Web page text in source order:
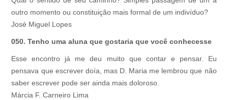
outro momento ou constituição mais formal de um indivíduo?
José Miguel Lopes
050. Tenho uma aluna que gostaria que você conhecesse
Esse encontro já me deu muito que contar e pensar. Eu
pensava que escrever doía, mas D. Maria me lembrou que não
saber escrever pode ser ainda mais doloroso.
Márcia F. Carneiro Lima